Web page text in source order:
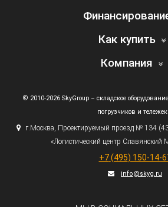
Как купить
Компания
© 2010-2026 SkyGroup – складское
погрузчиков и тележек
г.Москва, Проектируемый проезд № 134
«Логистический центр Славянский
+7 (495) 150-14-
info@skyg.ru